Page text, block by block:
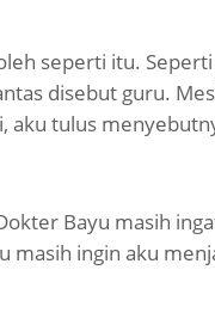
seperti itu.
disebut guru.
aku tulus
Bayu masih
masih ingin aku